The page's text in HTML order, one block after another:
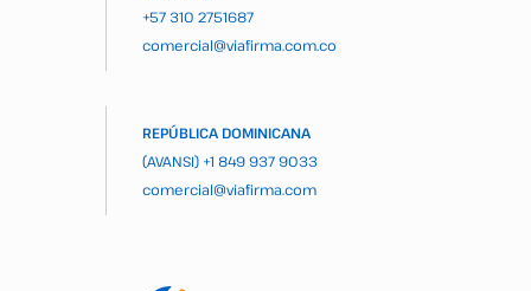
+57 310 2751687
comercial@viafirma.com.co
REPÚBLICA DOMINICANA
(AVANSI) +1 849 937 9033
comercial@viafirma.com